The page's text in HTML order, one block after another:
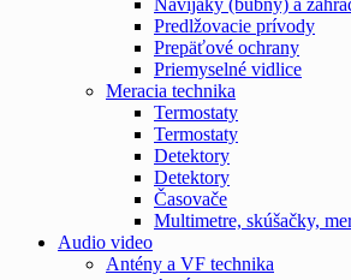
Predlžovacie prívody
Prepäťové ochrany
Priemyselné vidlice
Meracia technika
Termostaty
Termostaty
Detektory
Detektory
Časovače
Multimetre, skúšačky,
Audio video
Antény a VF technika